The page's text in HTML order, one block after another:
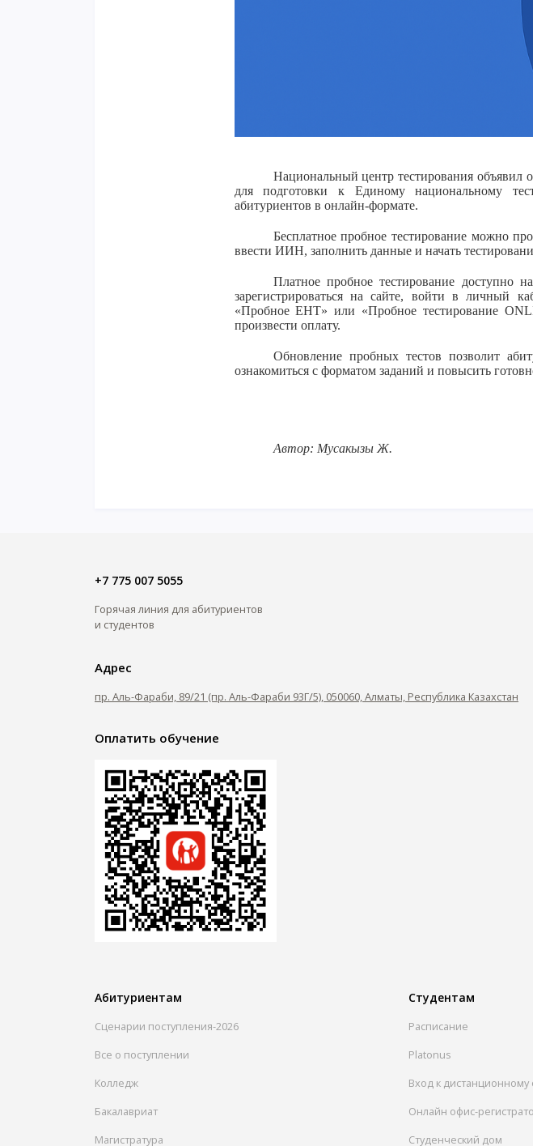
Национальный центр тестирования объявил
для подготовки к Единому национальному
абитуриентов в онлайн-формате.
Бесплатное пробное тестирование можно
ввести ИИН, заполнить данные и начать
Платное пробное тестирование доступно
зарегистрироваться на сайте, войти в личный
«Пробное ЕНТ» или «Пробное тестирование
произвести оплату.
Обновление пробных тестов позволит
ознакомиться с форматом заданий и повысить
Автор: Мусакызы Ж.
+7 775 007 5055
Горячая линия для абитуриентов
и студентов
Адрес
пр. Аль-Фараби, 89/21 (пр. Аль-Фараби 93Г/5), 050060, Алматы, Республика Казахстан
Оплатить обучение
Абитуриентам
Сценарии поступления-2026
Все о поступлении
Колледж
Бакалавриат
Магистратура
Студентам
Расписание
Platonus
Вход к
Онлайн офис-
Студенческий дом